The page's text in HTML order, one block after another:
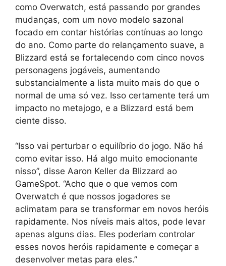
como Overwatch, está passando por grandes
mudanças, com um novo modelo sazonal
focado em contar histórias contínuas ao longo
do ano. Como parte do relançamento suave, a
Blizzard está se fortalecendo com cinco novos
personagens jogáveis, aumentando
substancialmente a lista muito mais do que o
normal de uma só vez. Isso certamente terá um
impacto no metajogo, e a Blizzard está bem
ciente disso.
“Isso vai perturbar o equilíbrio do jogo. Não há
como evitar isso. Há algo muito emocionante
nisso”, disse Aaron Keller da Blizzard ao
GameSpot. “Acho que o que vemos com
Overwatch é que nossos jogadores se
aclimatam para se transformar em novos heróis
rapidamente. Nos níveis mais altos, pode levar
apenas alguns dias. Eles poderiam controlar
esses novos heróis rapidamente e começar a
desenvolver metas para eles.”